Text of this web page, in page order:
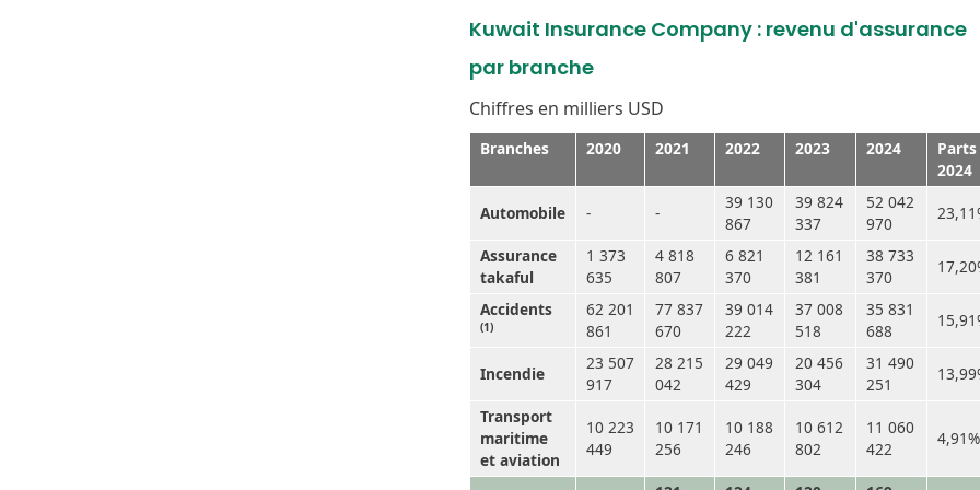
Kuwait Insurance Company : revenu d'assurance
par branche
Chiffres en milliers USD
Branches 2020 2021 2022 2023 2024
Parts
2024
Automobile - -
39 130
867
39 824
337
52 042
970
Assurance
takaful
1 373
635
4 818
807
6 821
370
12 161
381
38 733
370
Accidents
(1)
62 201
861
77 837
670
39 014
222
37 008
518
35 831
688
Incendie
23 507
917
28 215
042
29 049
429
20 456
304
31 490
251
Transport
maritime
et aviation
10 223
449
10 171
256
10 188
246
10 612
802
11 060
422
4,91%